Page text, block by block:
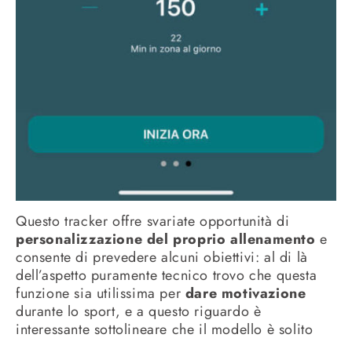
Questo tracker offre svariate opportunità di
personalizzazione del proprio allenamento e
consente di prevedere alcuni obiettivi: al di là
dell’aspetto puramente tecnico trovo che questa
funzione sia utilissima per dare motivazione
durante lo sport, e a questo riguardo è
interessante sottolineare che il modello è solito